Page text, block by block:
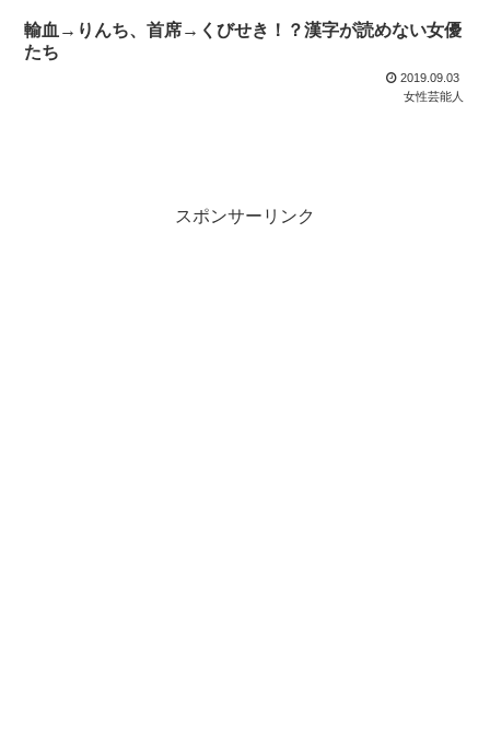
輸血→りんち、首席→くびせき！？漢字が読めない女優
たち
2019.09.03
女性芸能人
スポンサーリンク